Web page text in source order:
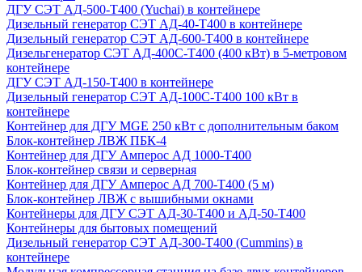
ДГУ СЭТ АД-500-Т400 (Yuchai) в контейнере
Дизельный генератор СЭТ АД-40-Т400 в контейнере
Дизельный генератор СЭТ АД-600-Т400 в контейнере
Дизельгенератор СЭТ АД-400С-Т400 (400 кВт) в 5-метровом
контейнере
ДГУ СЭТ АД-150-Т400 в контейнере
Дизельный генератор СЭТ АД-100С-Т400 100 кВт в
контейнере
Контейнер для ДГУ MGE 250 кВт с дополнительным баком
Блок-контейнер ЛВЖ ПБК-4
Контейнер для ДГУ Амперос АД 1000-Т400
Блок-контейнер связи и серверная
Контейнер для ДГУ Амперос АД 700-Т400 (5 м)
Блок-контейнер ЛВЖ с вышибными окнами
Контейнеры для ДГУ СЭТ АД-30-Т400 и АД-50-Т400
Контейнеры для бытовых помещений
Дизельный генератор СЭТ АД-300-Т400 (Cummins) в
контейнере